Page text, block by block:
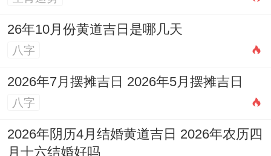
26年10月份黄道吉日是哪几天
八字
2026年7月摆摊吉日 2026年5月摆摊吉日
八字
2026年阴历4月结婚黄道吉日 2026年农历四
月十六结婚好吗